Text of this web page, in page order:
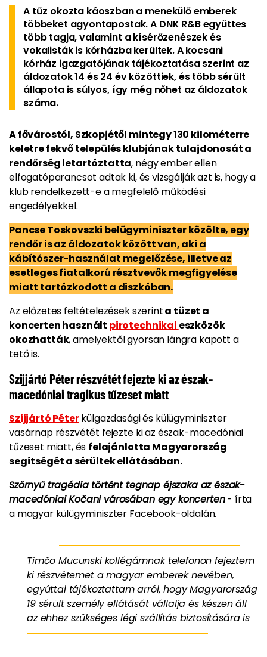
A tűz okozta káoszban a menekülő emberek
többeket agyontapostak. A DNK R&B együttes
több tagja, valamint a kísérőzenészek és
vokalisták is kórházba kerültek. A kocsani
kórház igazgatójának tájékoztatása szerint az
áldozatok 14 és 24 év közöttiek, és több sérült
állapota is súlyos, így még nőhet az áldozatok
száma.
A fővárostól, Szkopjétől mintegy 130 kilométerre
keletre fekvő település klubjának tulajdonosát a
rendőrség letartóztatta, négy ember ellen
elfogatóparancsot adtak ki, és vizsgálják azt is, hogy a
klub rendelkezett-e a megfelelő működési
engedélyekkel.
Pancse Toskovszki belügyminiszter közölte, egy
rendőr is az áldozatok között van, aki a
kábítószer-használat megelőzése, illetve az
esetleges fiatalkorú résztvevők megfigyelése
miatt tartózkodott a diszkóban.
Az előzetes feltételezések szerinta tüzet a
koncerten használt pirotechnikai eszközök
okozhatták, amelyektől gyorsan lángra kapott a
tető is.
Szijjártó Péter részvétét fejezte ki az észak-
macedóniai tragikus tűzeset miatt
Szijjártó Péterkülgazdasági és külügyminiszter
vasárnap részvétét fejezte ki az észak-macedóniai
tűzeset miatt, és felajánlotta Magyarország
segítségét a sérültek ellátásában.
Szörnyű tragédia történt tegnap éjszaka az észak-
macedóniai Kočani városában egy koncerten- írta
a magyar külügyminiszter Facebook-oldalán.
Timčo Mucunski kollégámnak telefonon fejeztem
ki részvétemet a magyar emberek nevében,
egyúttal tájékoztattam arról, hogy Magyarország
19 sérült személy ellátását vállalja és készen áll
az ehhez szükséges légi szállítás biztosítására is